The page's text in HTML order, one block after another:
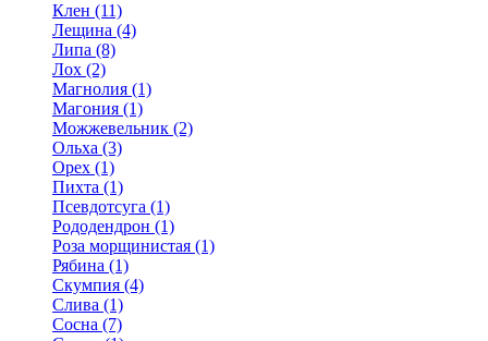
Клен (11)
Лещина (4)
Липа (8)
Лох (2)
Магнолия (1)
Магония (1)
Можжевельник (2)
Ольха (3)
Орех (1)
Пихта (1)
Псевдотсуга (1)
Рододендрон (1)
Роза морщинистая (1)
Рябина (1)
Скумпия (4)
Слива (1)
Сосна (7)